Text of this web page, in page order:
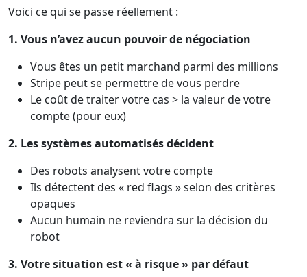
Voici ce qui se passe réellement :
1. Vous n’avez aucun pouvoir de négociation
Vous êtes un petit marchand parmi des millions
Stripe peut se permettre de vous perdre
Le coût de traiter votre cas > la valeur de votre
compte (pour eux)
2. Les systèmes automatisés décident
Des robots analysent votre compte
Ils détectent des « red flags » selon des critères
opaques
Aucun humain ne reviendra sur la décision du
robot
3. Votre situation est « à risque » par défaut